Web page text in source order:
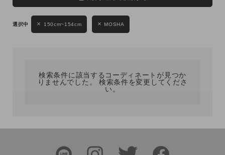
150cm~154cm MOSHA
検索条件に該当するコーディネートが見つか
りませんでした。 検索条件を変更してくださ
い。